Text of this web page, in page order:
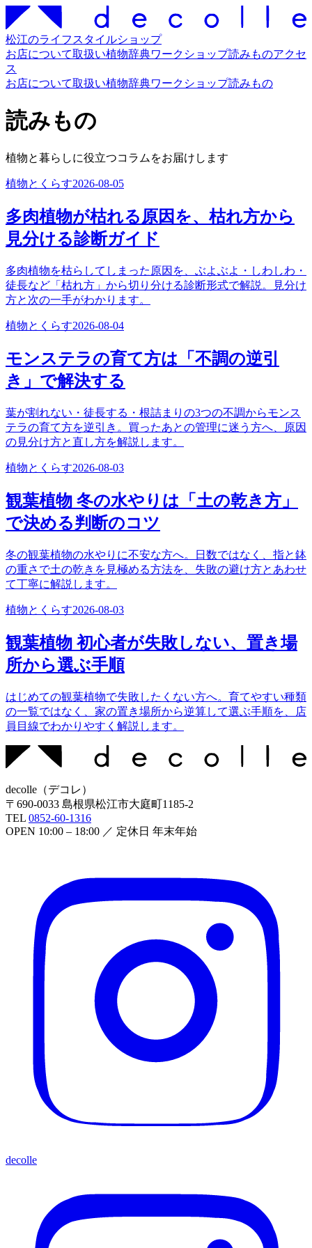
松江のライフスタイルショップ
お店について取扱い植物辞典ワークショップ読みものアクセ
ス
お店について取扱い植物辞典ワークショップ読みもの
読みもの
植物と暮らしに役立つコラムをお届けします
植物とくらす2026-08-05
多肉植物が枯れる原因を、枯れ方から
見分ける診断ガイド
多肉植物を枯らしてしまった原因を、ぶよぶよ・しわしわ・
徒長など「枯れ方」から切り分ける診断形式で解説。見分け
方と次の一手がわかります。
植物とくらす2026-08-04
モンステラの育て方は「不調の逆引
き」で解決する
葉が割れない・徒長する・根詰まりの3つの不調からモンス
テラの育て方を逆引き。買ったあとの管理に迷う方へ、原因
の見分け方と直し方を解説します。
植物とくらす2026-08-03
観葉植物 冬の水やりは「土の乾き方」
で決める判断のコツ
冬の観葉植物の水やりに不安な方へ。日数ではなく、指と鉢
の重さで土の乾きを見極める方法を、失敗の避け方とあわせ
て丁寧に解説します。
植物とくらす2026-08-03
観葉植物 初心者が失敗しない、置き場
所から選ぶ手順
はじめての観葉植物で失敗したくない方へ。育てやすい種類
の一覧ではなく、家の置き場所から逆算して選ぶ手順を、店
員目線でわかりやすく解説します。
decolle （デコレ ）
〒 690-0033 島根県松江市大庭町1185-2
TEL 0852-60-1316
OPEN 10:00 – 18:00 ／ 定休日 年末年始
decolle